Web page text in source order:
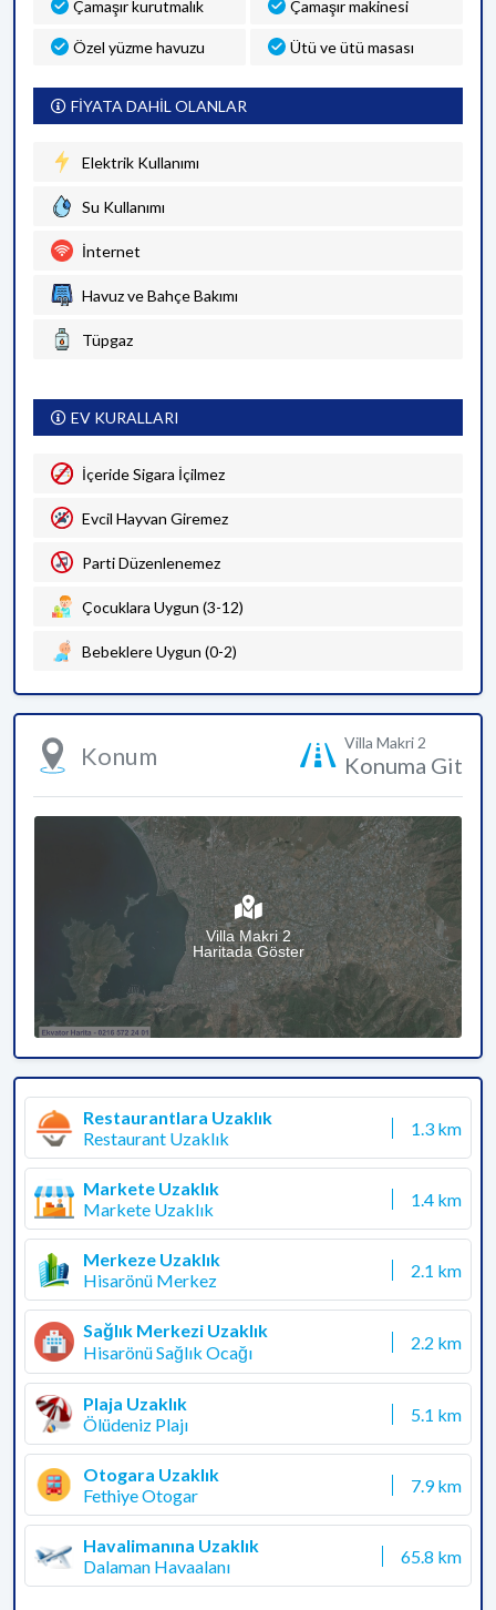
Çamaşır kurutmalık Çamaşır makinesi
Özel yüzme havuzu Ütü ve ütü masası
FİYATA DAHİL OLANLAR
Elektrik Kullanımı
Su Kullanımı
İnternet
Havuz ve Bahçe Bakımı
Tüpgaz
EV KURALLARI
İçeride Sigara İçilmez
Evcil Hayvan Giremez
Parti Düzenlenemez
Çocuklara Uygun (3-12)
Bebeklere Uygun (0-2)
Konum Villa Makri 2
Konuma Git
Villa Makri 2
Haritada Göster
Restaurantlara Uzaklık
Restaurant Uzaklık
1.3 km
Markete Uzaklık
Markete Uzaklık
1.4 km
Merkeze Uzaklık
Hisarönü Merkez
2.1 km
Sağlık Merkezi Uzaklık
Hisarönü Sağlık Ocağı
2.2 km
Plaja Uzaklık
Ölüdeniz Plajı
5.1 km
Otogara Uzaklık
Fethiye Otogar
7.9 km
Havalimanına Uzaklık
Dalaman Havaalanı
65.8 km